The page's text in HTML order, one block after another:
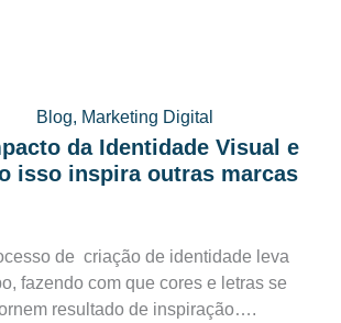
Blog, Marketing Digital
da Identidade Visual e
isso inspira outras marcas
de criação de identidade leva
fazendo com que cores e letras se
resultado de inspiração….